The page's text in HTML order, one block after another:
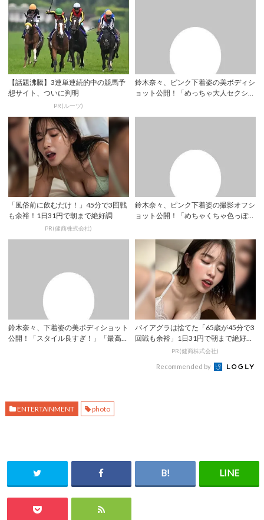
【話題沸騰】3連単連続的中の競馬予
想サイト、ついに判明
PR(ルーツ)
鈴木奈々、ピンク下着姿の美ボディシ
ョット公開！「めっちゃ大人セクシ
「風俗前に飲むだけ！」45分で3回戦
も余裕！1日31円で朝まで絶好調
PR(健商株式会社)
鈴木奈々、ピンク下着姿の撮影オフシ
ョット公開！「めちゃくちゃ色っぽ
鈴木奈々、下着姿の美ボディショット
公開！「スタイル良すぎ！」「最高に
バイアグラは捨てた「65歳が45分で3
回戦も余裕」1日31円で朝まで絶好
PR(健商株式会社)
Recommended by
ENTERTAINMENT photo